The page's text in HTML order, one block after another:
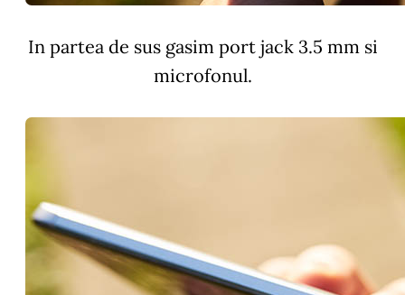
In partea de sus gasim port jack 3.5 mm si
microfonul.